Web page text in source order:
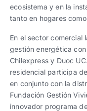
ecosistema y en la
tanto en hogares
En el sector comercial
gestión energética
Chilexpress y Duoc
residencial participa
en conjunto con la
Fundación Gestión
innovador programa